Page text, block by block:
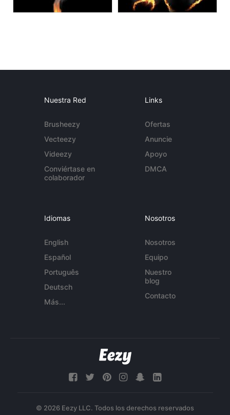
Nuestra Red
Brusheezy
Vecteezy
Videezy
Conviértase en
colaborador
Links
Ofertas
Anuncie
Apoyo
DMCA
Idiomas
English
Español
Português
Deutsch
Más...
Nosotros
Nosotros
Equipo
Nuestro
blog
Contacto
© 2026 Eezy LLC. Todos los derechos reservados